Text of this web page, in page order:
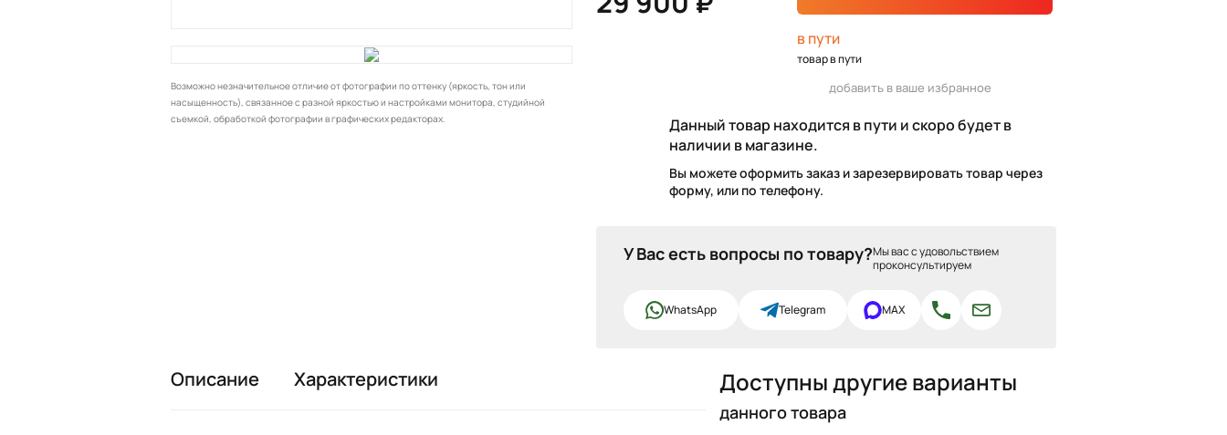
Возможно незначительное отличие от фотографии по оттенку (яркость, тон или
насыщенность), связанное с разной яркостью и настройками монитора, студийной
съемкой, обработкой фотографии в графических редакторах.
в пути
товар в пути
добавить в ваше избранное
Данный товар находится в пути и скоро будет в
наличии в магазине.
Вы можете оформить заказ и зарезервировать товар через
форму, или по телефону.
У Вас есть вопросы по товару?Мы вас с удовольствием
проконсультируем
WhatsApp Telegram MAX
Описание Характеристики Доступны другие варианты
данного товара